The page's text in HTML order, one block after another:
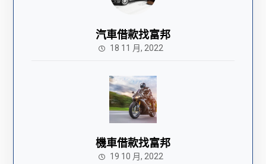
汽車借款找富邦
18 11 月, 2022
機車借款找富邦
19 10 月, 2022